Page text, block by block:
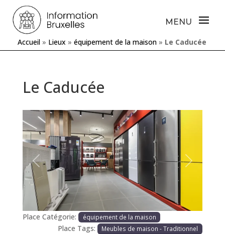
Accueil » Lieux » équipement de la maison » Le Caducée
Le Caducée
Précédente Prochaine
Place Catégorie: équipement de la maison
Place Tags: Meubles de maison - Traditionnel